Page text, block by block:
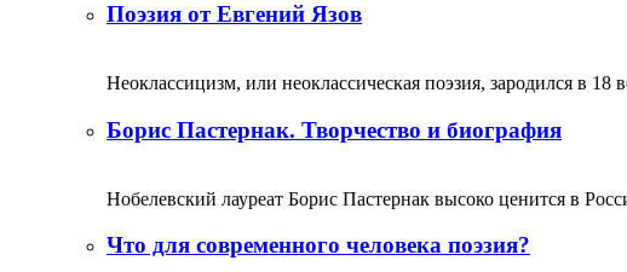
Поэзия от Евгений Язов
Неоклассицизм, или неоклассическая поэзия, зародился в 18
Борис Пастернак. Творчество и биография
Нобелевский лауреат Борис Пастернак высоко ценится в
Что для современного человека поэзия?